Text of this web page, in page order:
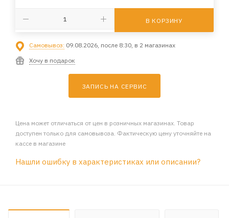
В КОРЗИНУ
Самовывоз: 09.08.2026, после 8:30, в 2 магазинах
Хочу в подарок
ЗАПИСЬ НА СЕРВИС
Цена может отличаться от цен в розничных магазинах. Товар
доступен только для самовывоза. Фактическую цену уточняйте на
кассе в магазине
Нашли ошибку в характеристиках или описании?